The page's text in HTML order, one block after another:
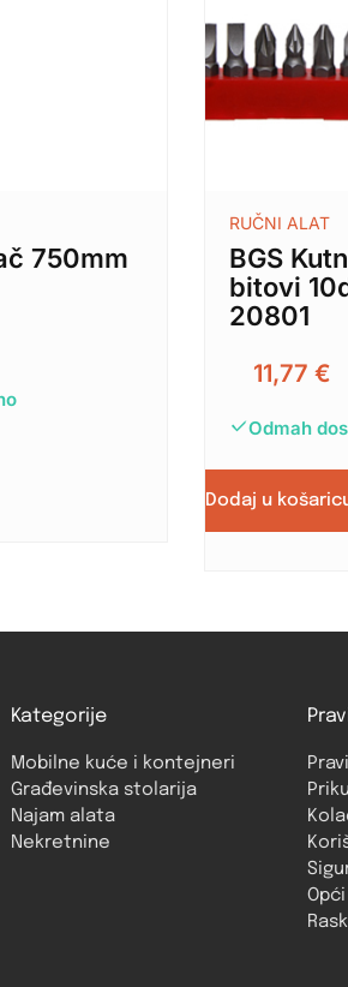
750mm
RUČNI ALAT
BGS
bitovi
20801
11,77 €
Odmah
Dodaj u
Kategorije
Mobilne kuće i kontejneri
Građevinska stolarija
Najam alata
Nekretnine